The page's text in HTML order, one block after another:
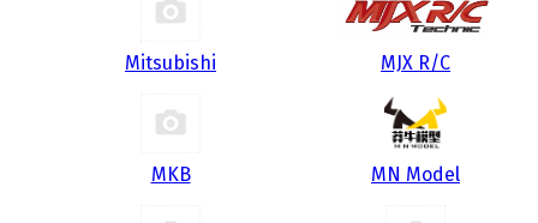
Mitsubishi MJX R/C
MKB MN Model